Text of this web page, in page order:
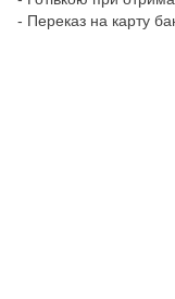
- Переказ на карту